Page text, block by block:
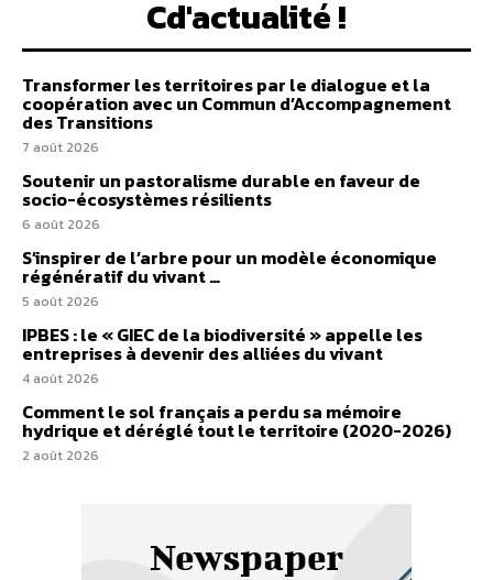
Cd'actualité !
Transformer les territoires par le dialogue et la
coopération avec un Commun d’Accompagnement
des Transitions
7 août 2026
Soutenir un pastoralisme durable en faveur de
socio-écosystèmes résilients
6 août 2026
S’inspirer de l’arbre pour un modèle économique
régénératif du vivant …
5 août 2026
IPBES : le « GIEC de la biodiversité » appelle les
entreprises à devenir des alliées du vivant
4 août 2026
Comment le sol français a perdu sa mémoire
hydrique et déréglé tout le territoire (2020-2026)
2 août 2026